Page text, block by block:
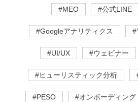
#MEO #公式LINE
#Googleアナリティクス
#UI/UX #ウェビナー
#ヒューリスティック分析
#PESO #オンボーディング